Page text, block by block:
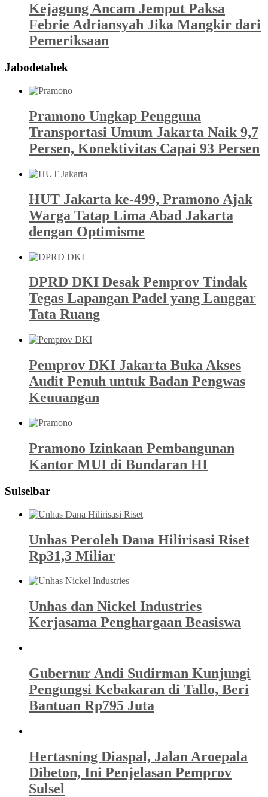
Kejagung Ancam Jemput Paksa
Febrie Adriansyah Jika Mangkir dari
Pemeriksaan
Jabodetabek
Pramono Ungkap Pengguna
Transportasi Umum Jakarta Naik 9,7
Persen, Konektivitas Capai 93 Persen
HUT Jakarta ke-499, Pramono Ajak
Warga Tatap Lima Abad Jakarta
dengan Optimisme
DPRD DKI Desak Pemprov Tindak
Tegas Lapangan Padel yang Langgar
Tata Ruang
Pemprov DKI Jakarta Buka Akses
Audit Penuh untuk Badan Pengwas
Keuuangan
Pramono Izinkaan Pembangunan
Kantor MUI di Bundaran HI
Sulselbar
Unhas Peroleh Dana Hilirisasi Riset
Rp31,3 Miliar
Unhas dan Nickel Industries
Kerjasama Penghargaan Beasiswa
Gubernur Andi Sudirman Kunjungi
Pengungsi Kebakaran di Tallo, Beri
Bantuan Rp795 Juta
Hertasning Diaspal, Jalan Aroepala
Dibeton, Ini Penjelasan Pemprov
Sulsel